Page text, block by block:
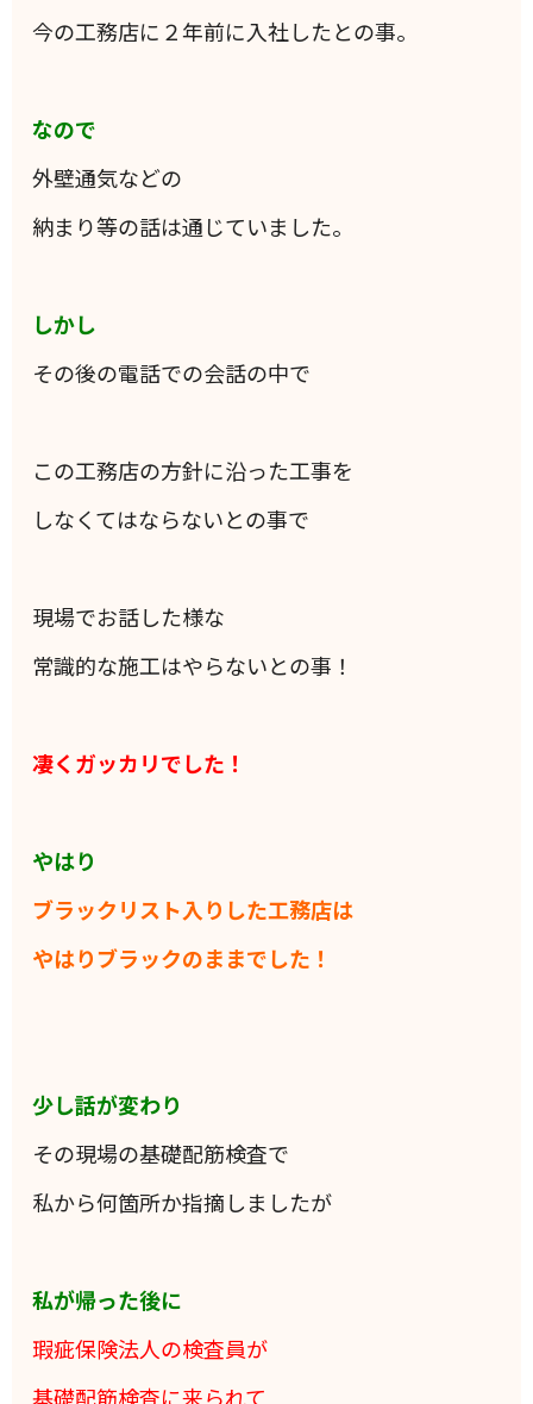
今の工務店に２年前に入社したとの事。
なので
外壁通気などの
納まり等の話は通じていました。
しかし
その後の電話での会話の中で
この工務店の方針に沿った工事を
しなくてはならないとの事で
現場でお話した様な
常識的な施工はやらないとの事！
凄くガッカリでした！
やはり
ブラックリスト入りした工務店は
やはりブラックのままでした！
少し話が変わり
その現場の基礎配筋検査で
私から何箇所か指摘しましたが
私が帰った後に
瑕疵保険法人の検査員が
基礎配筋検査に来られて